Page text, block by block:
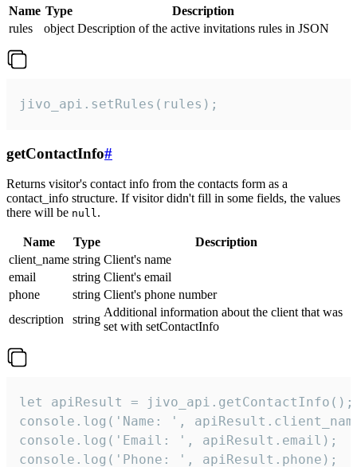
Name Type
Description
rules
object Description of the active invitations rules in JSON
jivo_api.setRules(rules);
getContactInfo#
Returns visitor's contact info from the contacts form as a
contact_info structure. If visitor didn't fill in some fields, the values
there will be null.
Name Type
Description
client_name string Client's name
email
string Client's email
phone
string Client's phone number
description
string
Additional information about the client that was
set with setContactInfo
let apiResult = jivo_api.getContactInfo();
console.log('Name: ',
console.log('Email: ', apiResult.email);
console.log('Phone: ', apiResult.phone);